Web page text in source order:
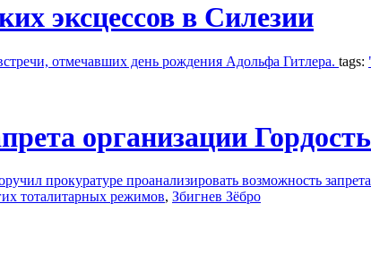
эксцессов в Силезии
отмечавших день рождения Адольфа Гитлера. tags:
организации
прокуратуре проанализировать возможность
тоталитарных режимов, Збигнев Зёбро